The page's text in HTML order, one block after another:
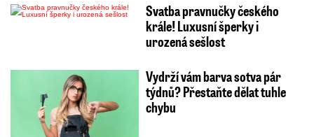
Svatba pravnučky českého
krále! Luxusní šperky i
urozená sešlost
Vydrží vám barva sotva pár
týdnů? Přestaňte dělat tuhle
chybu